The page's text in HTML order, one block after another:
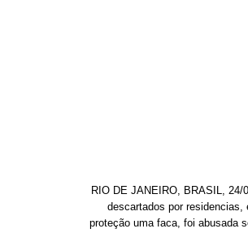
RIO DE JANEIRO, BRASIL, 24/
descartados por
proteção uma faca, foi abusada